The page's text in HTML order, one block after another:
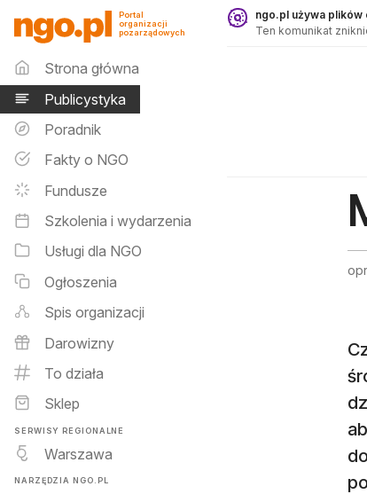
Publicystyka - ngo.pl
Portal
organizacji
pozarządowych
Menu główne
Strona główna
Publicystyka
Poradnik
Fakty o NGO
Fundusze
Szkolenia i wydarzenia
Usługi dla NGO
Ogłoszenia
Spis organizacji
Darowizny
To działa
Sklep
SERWISY REGIONALNE
Warszawa
NARZĘDZIA NGO.PL
ngo.pl używa plików
Ten komunikat